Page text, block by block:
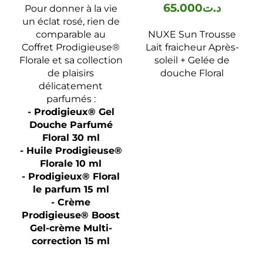
Pour donner à la vie
un éclat rosé, rien de
comparable au
Coffret Prodigieuse®
Florale et sa collection
de plaisirs
délicatement
parfumés :
- Prodigieux® Gel
Douche Parfumé
Floral 30 ml
- Huile Prodigieuse®
Florale 10 ml
- Prodigieux® Floral
le parfum 15 ml
- Crème
Prodigieuse® Boost
Gel-crème Multi-
correction 15 ml
د.ت65.000
NUXE Sun Trousse
Lait fraicheur Après-
soleil + Gelée de
douche Floral